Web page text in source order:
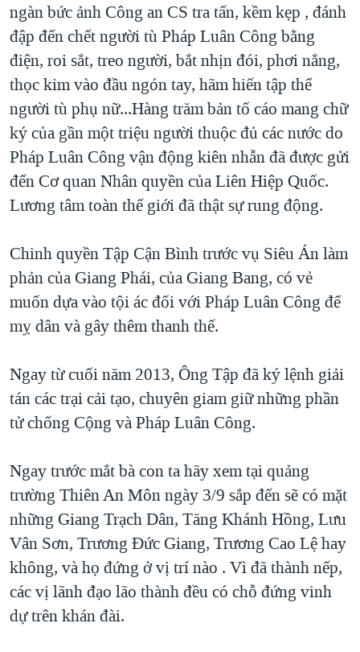
ngàn bức ảnh Công an CS tra tấn, kềm kẹp , đánh
đập đến chết người tù Pháp Luân Công bằng
điện, roi sắt, treo người, bắt nhịn đói, phơi nắng,
thọc kim vào đầu ngón tay, hãm hiến tập thể
người tù phụ nữ...Hàng trăm bản tố cáo mang chữ
ký của gần một triệu người thuộc đủ các nước do
Pháp Luân Công vận động kiên nhẫn đã được gửi
đến Cơ quan Nhân quyền của Liên Hiệp Quốc.
Lương tâm toàn thế giới đã thật sự rung động.
Chinh quyền Tập Cận Bình trước vụ Siêu Án làm
phản của Giang Phái, của Giang Bang, có vẻ
muốn dựa vào tội ác đối với Pháp Luân Công để
mỵ dân và gây thêm thanh thế.
Ngay từ cuối năm 2013, Ông Tập đã ký lệnh giải
tán các trại cải tạo, chuyên giam giữ những phần
tử chống Cộng và Pháp Luân Công.
Ngay trước mắt bà con ta hãy xem tại quảng
trường Thiên An Môn ngày 3/9 sắp đến sẽ có mặt
những Giang Trạch Dân, Tăng Khánh Hồng, Lưu
Vân Sơn, Trương Đức Giang, Trương Cao Lệ hay
không, và họ đứng ở vị trí nào . Vì đã thành nếp,
các vị lãnh đạo lão thành đều có chỗ đứng vinh
dự trên khán đài.